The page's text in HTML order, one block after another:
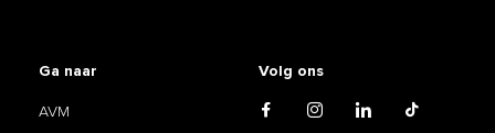
Ga naar
AVM
Volg ons